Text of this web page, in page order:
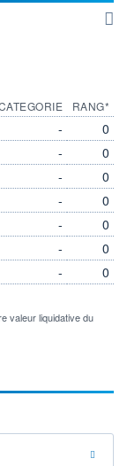
-
-
-
-
-
-
-
RANG*
0
0
0
0
0
0
0
valeur liquidative du